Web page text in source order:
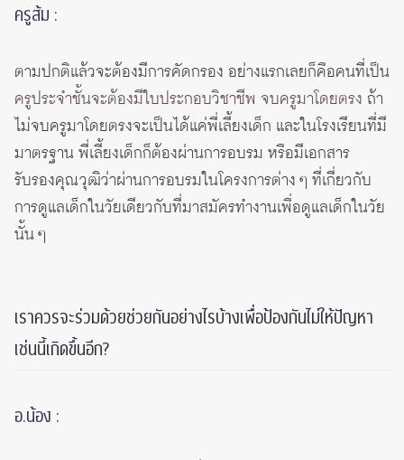
ครูส้ม :
ตามปกติแล้วจะต้องมีการคัดกรอง อย่างแรกเลยก็คือคนที่เป็น
ครูประจำชั้นจะต้องมีใบประกอบวิชาชีพ จบครูมาโดยตรง ถ้า
ไม่จบครูมาโดยตรงจะเป็นได้แค่พี่เลี้ยงเด็ก และในโรงเรียนที่มี
มาตรฐาน พี่เลี้ยงเด็กก็ต้องผ่านการอบรม หรือมีเอกสาร
รับรองคุณวุฒิว่าผ่านการอบรมในโครงการต่าง ๆ ที่เกี่ยวกับ
การดูแลเด็กในวัยเดียวกับที่มาสมัครทำงานเพื่อดูแลเด็กในวัย
นั้น ๆ
เราควรจะร่วมด้วยช่วยกันอย่างไรบ้างเพื่อป้องกันไม่ให้ปัญหา
เช่นนี้เกิดขึ้นอีก?
อ.น้อง :